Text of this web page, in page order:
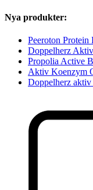
Nya produkter:
Peeroton Protein
Doppelherz
Propolia Active
Aktiv Koenzym
Doppelherz